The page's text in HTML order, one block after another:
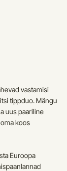
vastamisi
tippduo. Mängu
uus paariline
koos
Euroopa